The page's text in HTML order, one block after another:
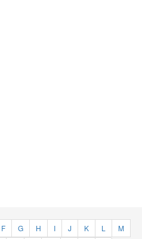
F G H I J K L
M